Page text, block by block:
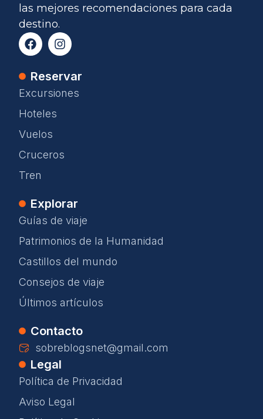
las mejores recomendaciones para cada
destino.
Reservar
Excursiones
Hoteles
Vuelos
Cruceros
Tren
Explorar
Guías de viaje
Patrimonios de la Humanidad
Castillos del mundo
Consejos de viaje
Últimos artículos
Contacto
sobreblogsnet@gmail.com
Legal
Política de Privacidad
Aviso Legal